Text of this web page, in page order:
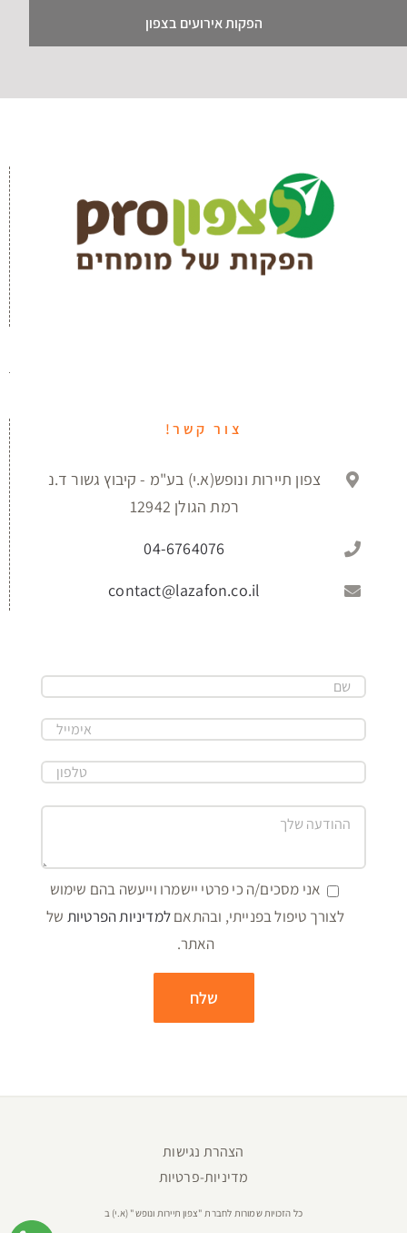
הפקות אירועים בצפון
צור קשר!
צפון תיירות ונופש(א.י) בע"מ - קיבוץ גשור ד.נ
רמת הגולן 12942
04-6764076
contact@lazafon.co.il
אני מסכים/ה כי פרטי יישמרו וייעשה בהם שימוש
לצורך טיפול בפנייתי, ובהתאםלמדיניות הפרטיות של
האתר.
הצהרת נגישות
מדיניות-פרטיות
כל הזכויות שמורות לחברת "צפון תיירות ונופש" (א.י) ב